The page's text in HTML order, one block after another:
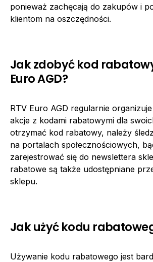
ponieważ zachęcają do zakupów i
klientom na oszczędności.
Jak zdobyć kod
Euro AGD?
RTV Euro AGD regularnie
akcje z kodami rabatowymi dla
otrzymać kod rabatowy, należy
na portalach społecznościowych,
zarejestrować się do newslettera
rabatowe są także udostępniane
sklepu.
Jak użyć kodu
Używanie kodu rabatowego jest